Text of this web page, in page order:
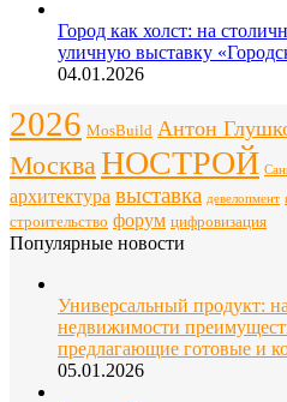
Город как холст: на
уличную выставку
04.01.2026
2026 MosBuild Антон
МоскваНОСТРОЙ
архитектура выставка девелопмент
строительство форум цифровизация
Популярные новости
Универсальный продукт:
недвижимости
предлагающие готовые и
05.01.2026